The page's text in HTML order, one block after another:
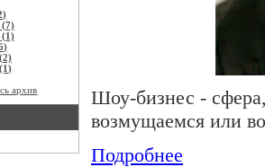
(7)
(1)
архив
Шоу-бизнес -
возмущаемся или
Подробнее